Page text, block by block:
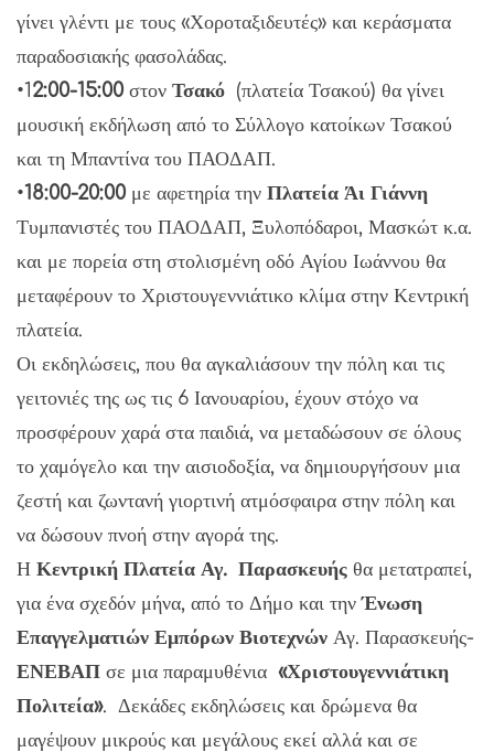
γίνει γλέντι με τους «Χοροταξιδευτές» και κεράσματα
παραδοσιακής φασολάδας.
•1 2:00-15:00 στον Τσακό (πλατεία Τσακού) θα γίνει
μουσική εκδήλωση από το Σύλλογο κατοίκων Τσακού
και τη Μπαντίνα του ΠΑΟΔΑΠ.
•18:00-20:00 με αφετηρία την Πλατεία Άι Γιάννη
Τυμπανιστές του ΠΑΟΔΑΠ, Ξυλοπόδαροι, Μασκώτ κ.α.
και με πορεία στη στολισμένη οδό Αγίου Ιωάννου θα
μεταφέρουν το Χριστουγεννιάτικο κλίμα στην Κεντρική
πλατεία.
Οι εκδηλώσεις, που θα αγκαλιάσουν την πόλη και τις
γειτονιές της ως τις 6 Ιανουαρίου, έχουν στόχο να
προσφέρουν χαρά στα παιδιά, να μεταδώσουν σε όλους
το χαμόγελο και την αισιοδοξία, να δημιουργήσουν μια
ζεστή και ζωντανή γιορτινή ατμόσφαιρα στην πόλη και
να δώσουν πνοή στην αγορά της.
Η Κεντρική Πλατεία Αγ. Παρασκευής θα μετατραπεί,
για ένα σχεδόν μήνα, από το Δήμο και τηνΈνωση
Επαγγελματιών Εμπόρων Βιοτεχνών Αγ. Παρασκευής-
ΕΝΕΒΑΠ σε μια παραμυθένια «Χριστουγεννιάτικη
Πολιτεία». Δεκάδες εκδηλώσεις και δρώμενα θα
μαγέψουν μικρούς και μεγάλους εκεί αλλά και σε